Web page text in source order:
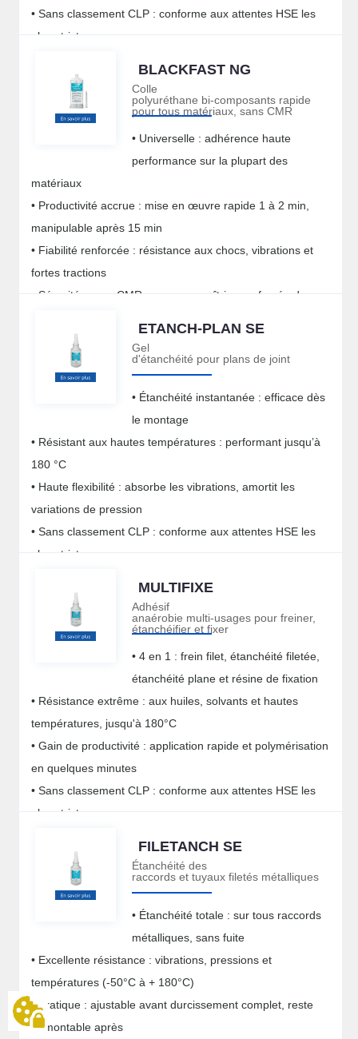
• Sans classement CLP : conforme aux attentes HSE les
plus strictes
BLACKFAST NG
Colle
polyuréthane bi-composants rapide
pour tous matériaux, sans CMR
• Universelle : adhérence haute
performance sur la plupart des
matériaux
• Productivité accrue : mise en œuvre rapide 1 à 2 min,
manipulable après 15 min
• Fiabilité renforcée : résistance aux chocs, vibrations et
fortes tractions
• Sécurité : sans CMR, pour une maîtrise renforcée des
ETANCH-PLAN SE
Gel
d'étanchéité pour plans de joint
• Étanchéité instantanée : efficace dès
le montage
• Résistant aux hautes températures : performant jusqu’à
180 °C
• Haute flexibilité : absorbe les vibrations, amortit les
variations de pression
• Sans classement CLP : conforme aux attentes HSE les
plus strictes
MULTIFIXE
Adhésif
anaérobie multi-usages pour freiner,
étanchéifier et fixer
• 4 en 1 : frein filet, étanchéité filetée,
étanchéité plane et résine de fixation
• Résistance extrême : aux huiles, solvants et hautes
températures, jusqu'à 180°C
• Gain de productivité : application rapide et polymérisation
en quelques minutes
• Sans classement CLP : conforme aux attentes HSE les
plus strictes
FILETANCH SE
Étanchéité des
raccords et tuyaux filetés métalliques
• Étanchéité totale : sur tous raccords
métalliques, sans fuite
• Excellente résistance : vibrations, pressions et
températures (-50°C à + 180°C)
• Pratique : ajustable avant durcissement complet, reste
démontable après